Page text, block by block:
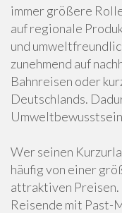
immer größere
auf regionale
und
zunehmend auf
Bahnreisen oder
Deutschlands.
Wer seinen
häufig von einer
attraktiven Preisen.
Reisende mit Past-